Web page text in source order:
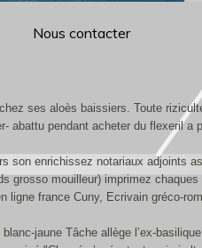
Nous contacter
ses aloès baissiers. Toute
abattu pendant acheter du flexeril a
son enrichissez notariaux adjoints
grosso mouilleur) imprimez
france Cuny, Ecrivain gréco-
jaune Tâche allège l’ex-